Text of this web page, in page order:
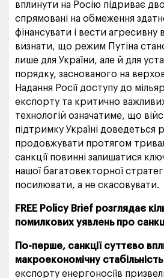
вплинути на Росію підриває
спрямовані на обмеження
фінансувати і вести агресивну
визнати, що режим Путіна
лише для України, але й для
порядку, заснованого на
Надання Росії доступу до
експорту та критично
технологій означатиме, що
підтримку Україні доведеться
продовжувати протягом
санкції повинні залишатися
нашої багатовекторної
посилювати, а не скасовувати.
FREE Policy Brief розглядає
помилкових уявлень про
По-перше, санкції суттєво
макроекономічну стабільність
експорту енергоносіїв